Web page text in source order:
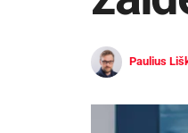
Paulius